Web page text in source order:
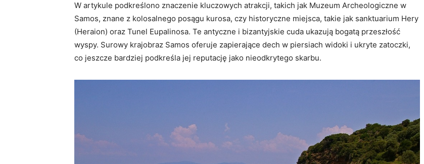
W artykule podkreślono znaczenie kluczowych atrakcji, takich jak Muzeum Archeologiczne w
Samos, znane z kolosalnego posągu kurosa, czy historyczne miejsca, takie jak sanktuarium Hery
(Heraion) oraz Tunel Eupalinosa. Te antyczne i bizantyjskie cuda ukazują bogatą przeszłość
wyspy. Surowy krajobraz Samos oferuje zapierające dech w piersiach widoki i ukryte zatoczki,
co jeszcze bardziej podkreśla jej reputację jako nieodkrytego skarbu.